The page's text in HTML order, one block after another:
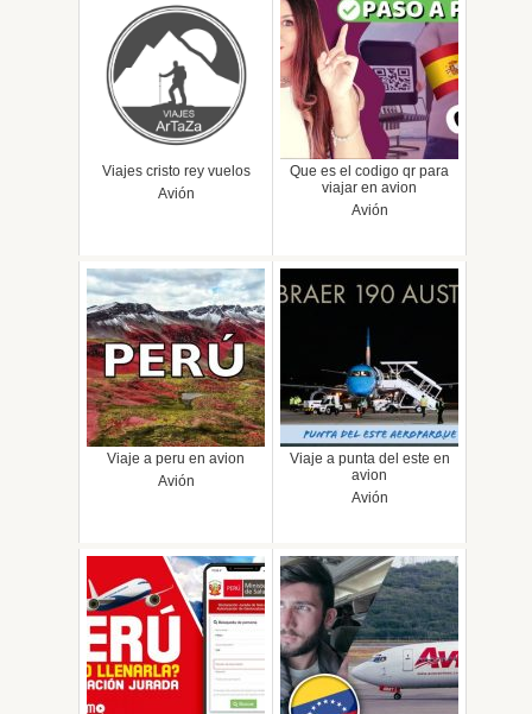
Viajes cristo rey vuelos
Avión
Que es el codigo qr para
viajar en avion
Avión
Viaje a peru en avion
Avión
Viaje a punta del este en
avion
Avión